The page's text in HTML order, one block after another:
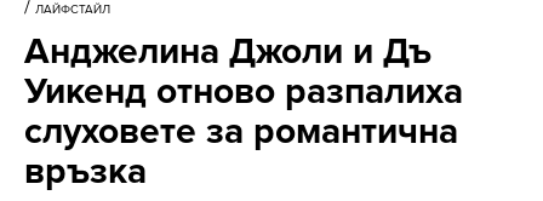
/ ЛАЙФСТАЙЛ
Анджелина Джоли и Дъ
Уикенд отново разпалиха
слуховете за романтична
връзка